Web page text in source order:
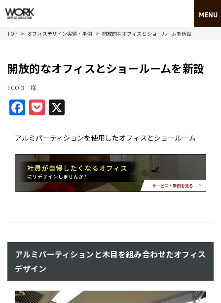
TOP オフィスデザイン実績・事例 開放的なオフィスとショールームを新設
開放的なオフィスとショールームを新設
ECO 3 様
Facebook
Pocket
アルミパーティションを使用したオフィスとショールーム
アルミパーティションと木目を組み合わせたオフィス
デザイン